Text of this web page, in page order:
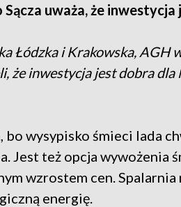
uważa, że inwestycja
Łódzka i Krakowska, AGH
że inwestycja jest dobra dla
bo wysypisko śmieci lada
Jest też opcja wywożenia
wzrostem cen. Spalarnia
energię.